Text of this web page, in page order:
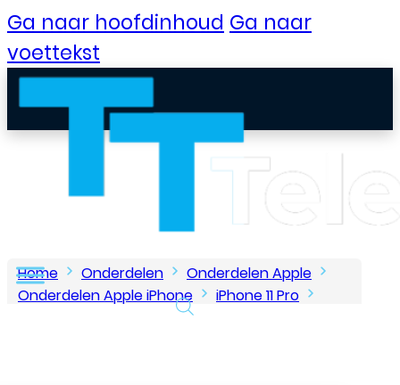
Ga naar hoofdinhoud Ga naar
voettekst
Home Onderdelen
Onderdelen Apple
Onderdelen Apple iPhone
iPhone 11 Pro
Oorspeaker voor Apple iPhone 11 Pro